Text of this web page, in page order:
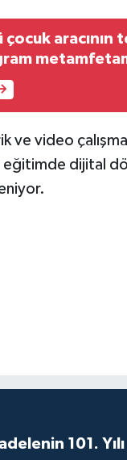
çocuk aracının
video
eğitimde dijital
101.